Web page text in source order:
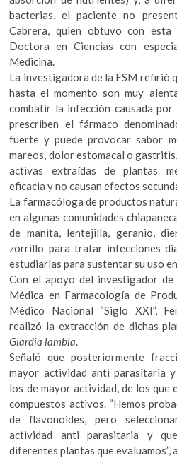
bacterias, el paciente no
Cabrera, quien obtuvo con
Doctora en Ciencias con
Medicina.
La investigadora de la ESM refirió
hasta el momento son muy
combatir la infección causada por
prescriben el fármaco
fuerte y puede provocar sabor
mareos, dolor estomacal o
activas extraídas de plantas
eficacia y no causan efectos
La farmacóloga de productos
en algunas comunidades
de manita, lentejilla, geranio,
zorrillo para tratar infecciones
estudiarlas para sustentar su uso
Con el apoyo del investigador
Médica en Farmacología de
Médico Nacional “Siglo XXI”,
realizó la extracción de dichas
Giardia lambia.
Señaló que posteriormente
mayor actividad anti parasitaria
los de mayor actividad, de los
compuestos activos. “Hemos
de flavonoides, pero
actividad anti parasitaria y
diferentes plantas que evaluamos”,